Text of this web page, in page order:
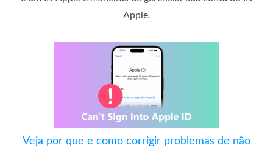
Apple.
Veja por que e como corrigir problemas de não